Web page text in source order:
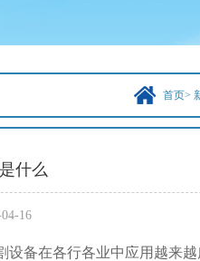
首页>
什么
16
备在各行各业中应用越来越